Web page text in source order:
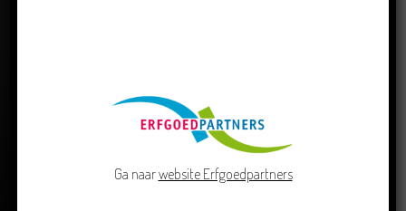
Crowdfunding voor bijzonder kinderboek met
Ga naarwebsite Erfgoedpartners